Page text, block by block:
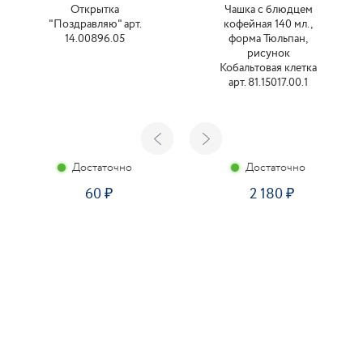
Открытка
"Поздравляю" арт.
14.00896.05
Достаточно
60
Чашка с блюдцем
кофейная 140 мл.,
форма Тюльпан,
рисунок
Кобальтовая клетка
арт. 81.15017.00.1
Достаточно
2 180